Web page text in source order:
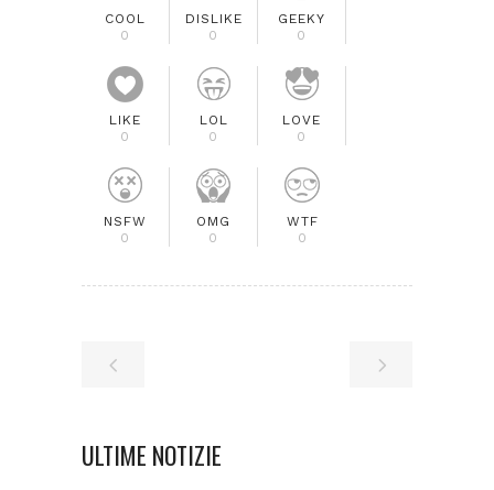
COOL
0
DISLIKE
0
GEEKY
0
LIKE
0
LOL
0
LOVE
0
NSFW
0
OMG
0
WTF
0
ULTIME NOTIZIE